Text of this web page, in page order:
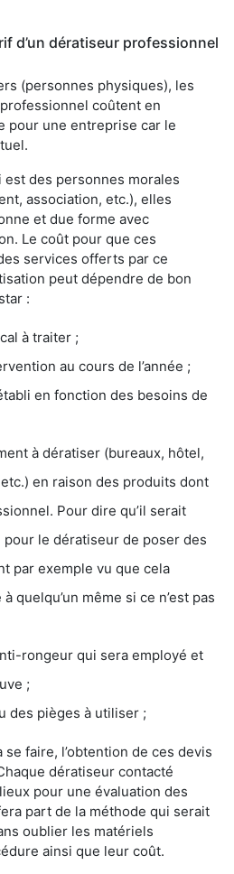
d’un dératiseur professionnel
(personnes physiques), les
coûtent en
pour une entreprise car le
est des personnes morales
association, etc.), elles
et due forme avec
Le coût pour que ces
services offerts par ce
peut dépendre de bon
:
à traiter ;
au cours de l’année ;
en fonction des besoins de
à dératiser (bureaux, hôtel,
en raison des produits dont
Pour dire qu’il serait
le dératiseur de poser des
par exemple vu que cela
quelqu’un même si ce n’est pas
rongeur qui sera employé et
;
des pièges à utiliser ;
se faire, l’obtention de ces devis
dératiseur contacté
pour une évaluation des
part de la méthode qui serait
oublier les matériels
ainsi que leur coût.